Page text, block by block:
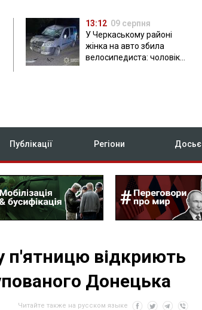
13:12 09 серпня
У Черкаському районі
жінка на авто збила
велосипедиста: чоловік
Публікації Регіони Досьє
п'ятницю відкриють
Донецька
Читайте также на русском языке